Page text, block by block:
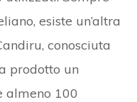
esiste un’altra
conosciuta
prodotto un
almeno 100